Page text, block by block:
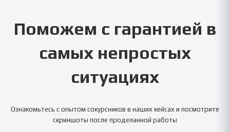
Поможем с гарантией в
самых непростых
ситуациях
Ознакомьтесь с опытом сокурсников в наших кейсах и посмотрите
скриншоты после проделанной работы